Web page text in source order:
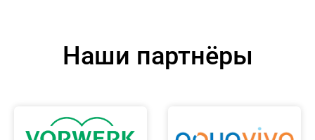
Наши партнёры